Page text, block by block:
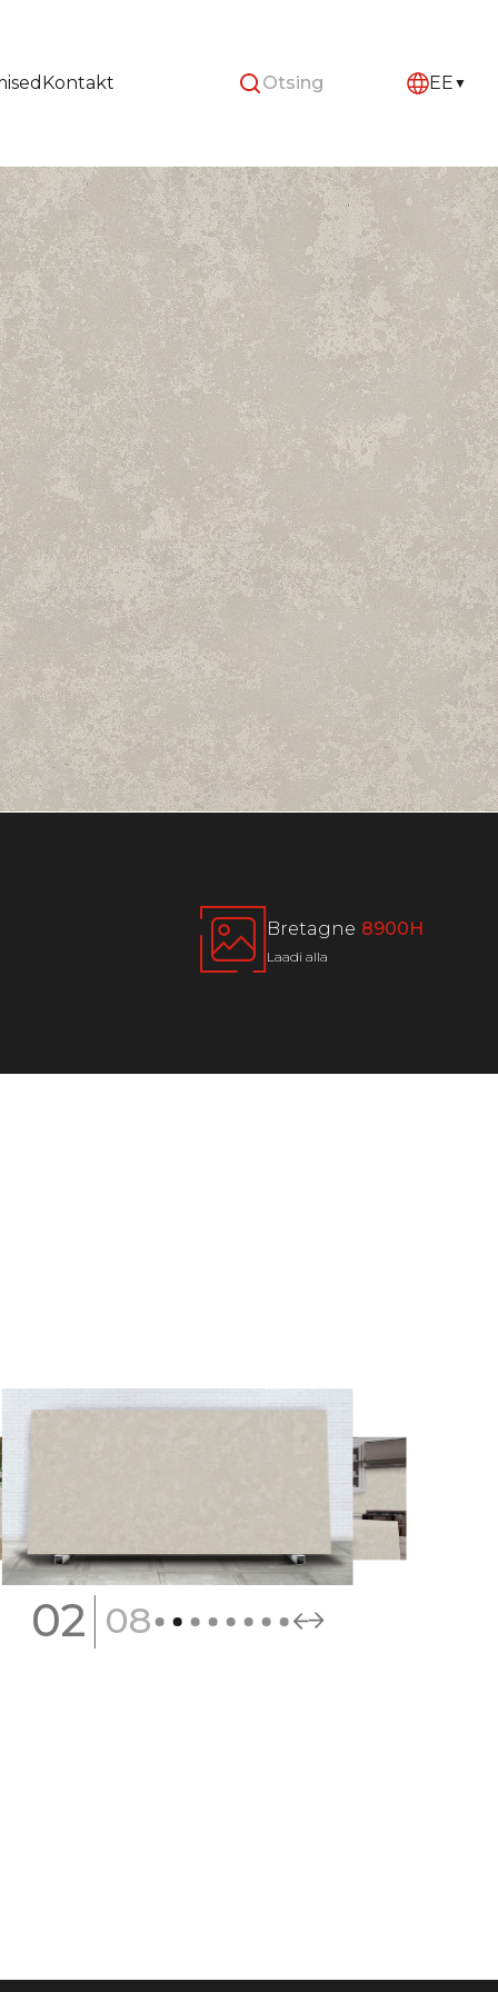
Kontakt EE
Bretagne 8900H
Laadi alla
02| 08